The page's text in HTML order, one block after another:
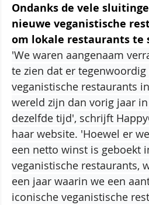
Ondanks de vele
nieuwe veganistische
om lokale restaurants te
'We waren aangenaam
te zien dat er
veganistische restaurants
wereld zijn dan vorig jaar in
dezelfde tijd', schrijft
haar website. 'Hoewel er
een netto winst is geboekt
veganistische restaurants,
een jaar waarin we een
iconische veganistische